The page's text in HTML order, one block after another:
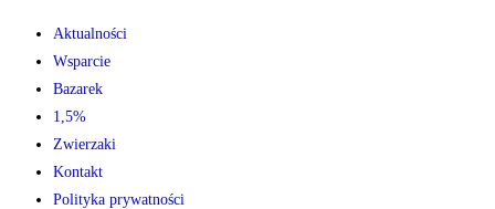
Aktualności
Wsparcie
Bazarek
1,5%
Zwierzaki
Kontakt
Polityka prywatności